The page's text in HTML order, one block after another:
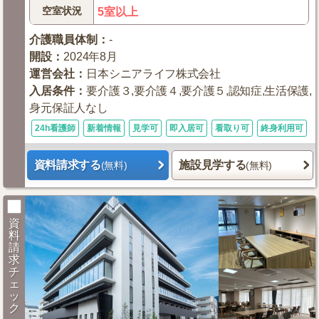
空室状況 5室以上
介護職員体制 ：-
開設 ：2024年8月
運営会社 ： 日本シニアライフ株式会社
入居条件：要介護３,要介護４,要介護５,認知症,生活保護,
身元保証人なし
24h看護師 新着情報 見学可 即入居可 看取り可 終身利用可
資料請求する(無料) 施設見学する(無料)
資
料
請
求
チ
ェ
ッ
ク